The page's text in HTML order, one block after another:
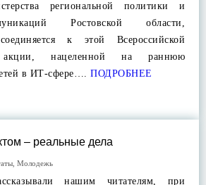
региональной политики и
Ростовской области,
к этой Всероссийской
акции, нацеленной на раннюю
в ИТ-сфере…. ПОДРОБНЕЕ
– реальные дела
Молодежь
нашим читателям, при